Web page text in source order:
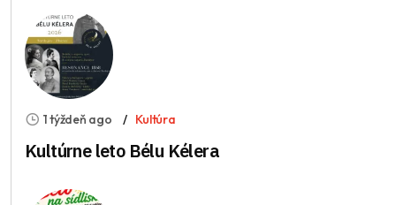
1 týždeň ago Kultúra
Kultúrne leto Bélu Kélera